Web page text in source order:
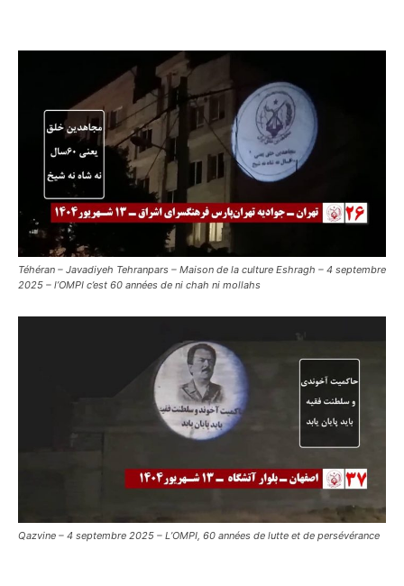
Téhéran – Javadiyeh Tehranpars – Maison de la culture Eshragh – 4 septembre
2025 – l’OMPI c’est 60 années de ni chah ni mollahs
Qazvine – 4 septembre 2025 – L’OMPI, 60 années de lutte et de persévérance